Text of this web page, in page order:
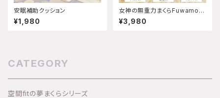
安眠補助クッション
¥1,980
女神の無重力まくらFuwamoc
hiくつろぎマルチピロー
¥3,980
CATEGORY
空間fitの夢まくらシリーズ